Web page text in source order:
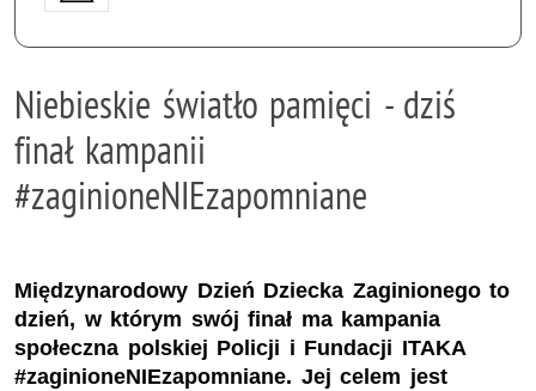
Niebieskie światło pamięci - dziś
finał kampanii
#zaginioneNIEzapomniane
Międzynarodowy Dzień Dziecka Zaginionego to
dzień, w którym swój finał ma kampania
społeczna polskiej Policji i Fundacji ITAKA
#zaginioneNIEzapomniane. Jej celem jest